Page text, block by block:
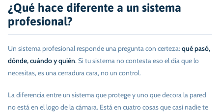
¿Qué hace diferente a un sistema
profesional?
Un sistema profesional responde una pregunta con certeza:qué pasó,
dónde, cuándo y quién. Si tu sistema no contesta eso el día que lo
necesitas, es una cerradura cara, no un control.
La diferencia entre un sistema que protege y uno que decora la pared
no está en el logo de la cámara. Está en cuatro cosas que casi nadie te